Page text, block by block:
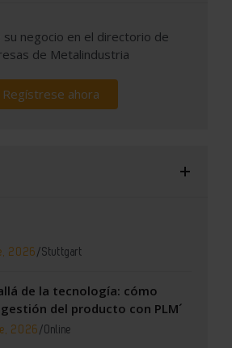
su negocio en el directorio de
de Metalindustria
Regístrese ahora
2026 /Stuttgart
de la tecnología: cómo
del producto con PLM´
2026 /Online